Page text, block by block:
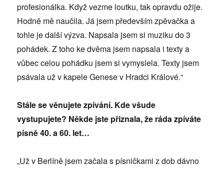
profesionálka. Když vezme loutku, tak opravdu ožije.
Hodně mě naučila. Já jsem především zpěvačka a
tohle je další výzva. Napsala jsem si muziku do 3
pohádek. Z toho ke dvěma jsem napsala i texty a
vůbec celou pohádku jsem si vymyslela. Texty jsem
psávala už v kapele Genese v Hradci Králové.“
Stále se věnujete zpívání. Kde všude
vystupujete? Někde jste přiznala, že ráda zpíváte
písně 40. a 60. let…
„Už v Berlíně jsem začala s písničkami z dob dávno